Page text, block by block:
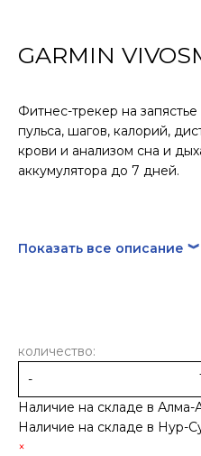
GARMIN
Фитнес-трекер на
пульса, шагов, калорий,
крови и анализом сна и
аккумулятора до 7 дней.
Показать все описание ︾
количество:
-
Наличие на складе в Алма-
Наличие на складе в Нур-